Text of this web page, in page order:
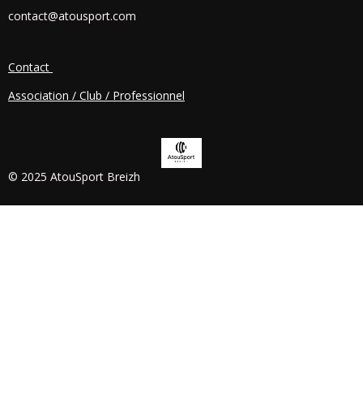
O
contact@atousport.com
Contact
Association / Club / Professionnel
© 2025 AtouSport Breizh